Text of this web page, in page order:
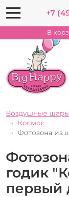
+7
В
Воздушные шары
Космос
Фотозона из
годик
первый